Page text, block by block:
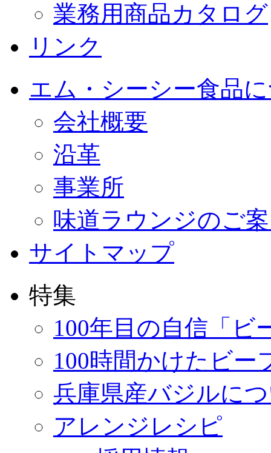
業務用商品カタログ
リンク
エム・シーシー食品
会社概要
沿革
事業所
味道ラウンジのご
サイトマップ
特集
100年目の自信「ビ
100時間かけたビー
兵庫県産バジルに
アレンジレシピ